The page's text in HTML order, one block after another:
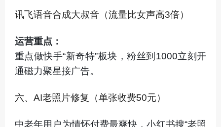
讯飞语音合成大叔音（流量比女声高3倍）
运营重点：
重点做快手“新奇特”板块，粉丝到1000立刻开
通磁力聚星接广告。
六、AI老照片修复（单张收费50元）
中老年用户为情怀付费最爽快，小红书搜“老照